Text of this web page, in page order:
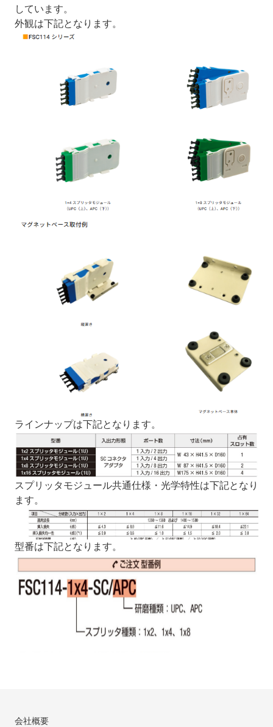
しています。
外観は下記となります。
ラインナップは下記となります。
スプリッタモジュール共通仕様・光学特性は下記となり
ます。
型番は下記となります。
会社概要